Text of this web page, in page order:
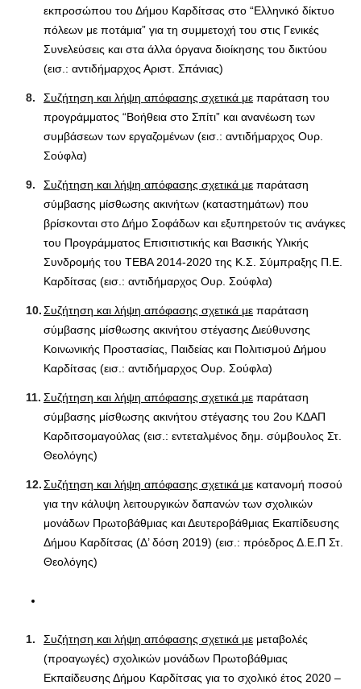
εκπροσώπου του Δήμου Καρδίτσας στο “Ελληνικό δίκτυο
πόλεων με ποτάμια” για τη συμμετοχή του στις Γενικές
Συνελεύσεις και στα άλλα όργανα διοίκησης του δικτύου
(εισ.: αντιδήμαρχος Αριστ. Σπάνιας)
Συζήτηση και λήψη απόφασης σχετικά με παράταση του
προγράμματος “Βοήθεια στο Σπίτι” και ανανέωση των
συμβάσεων των εργαζομένων (εισ.: αντιδήμαρχος Ουρ.
Σούφλα)
Συζήτηση και λήψη απόφασης σχετικά με παράταση
σύμβασης μίσθωσης ακινήτων (καταστημάτων) που
βρίσκονται στο Δήμο Σοφάδων και εξυπηρετούν τις ανάγκες
του Προγράμματος Επισιτιστικής και Βασικής Υλικής
Συνδρομής του ΤΕΒΑ 2014-2020 της Κ.Σ. Σύμπραξης Π.Ε.
Καρδίτσας (εισ.: αντιδήμαρχος Ουρ. Σούφλα)
Συζήτηση και λήψη απόφασης σχετικά με παράταση
σύμβασης μίσθωσης ακινήτου στέγασης Διεύθυνσης
Κοινωνικής Προστασίας, Παιδείας και Πολιτισμού Δήμου
Καρδίτσας (εισ.: αντιδήμαρχος Ουρ. Σούφλα)
Συζήτηση και λήψη απόφασης σχετικά με παράταση
σύμβασης μίσθωσης ακινήτου στέγασης του 2ου ΚΔΑΠ
Καρδιτσομαγούλας (εισ.: εντεταλμένος δημ. σύμβουλος Στ.
Θεολόγης)
Συζήτηση και λήψη απόφασης σχετικά με κατανομή ποσού
για την κάλυψη λειτουργικών δαπανών των σχολικών
μονάδων Πρωτοβάθμιας και Δευτεροβάθμιας Εκαπίδευσης
Δήμου Καρδίτσας (Δ’ δόση 2019) (εισ.: πρόεδρος Δ.Ε.Π Στ.
Θεολόγης)
Συζήτηση και λήψη απόφασης σχετικά με μεταβολές
(προαγωγές) σχολικών μονάδων Πρωτοβάθμιας
Εκπαίδευσης Δήμου Καρδίτσας για το σχολικό έτος 2020 –